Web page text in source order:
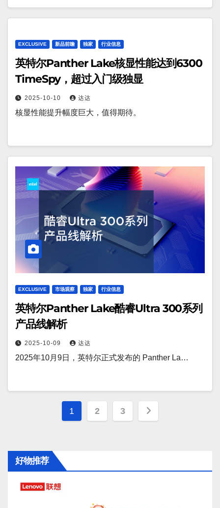
EXCLUSIVE 新品前瞻 独家 行业信息
英特尔Panther Lake核显性能达到6300
TimeSpy，超过入门级独显
2025-10-10 达达
核显性能提升幅度巨大，值得期待。
EXCLUSIVE 市场观察 独家 行业信息
英特尔Panther Lake酷睿Ultra 300系列
产品线解析
2025-10-09 达达
2025年10月9日，英特尔正式发布的 Panther La…
文
页
1 2 3
好物推荐